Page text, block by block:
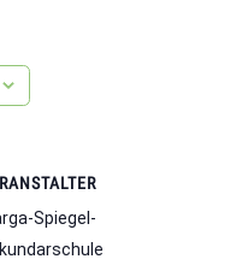
Spiegel-